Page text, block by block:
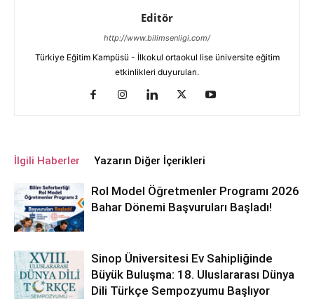
Editör
http://www.bilimsenligi.com/
Türkiye Eğitim Kampüsü - İlkokul ortaokul lise üniversite eğitim
etkinlikleri duyuruları.
İlgili Haberler Yazarın Diğer İçerikleri
Rol Model Öğretmenler Programı 2026
Bahar Dönemi Başvuruları Başladı!
Sinop Üniversitesi Ev Sahipliğinde
Büyük Buluşma: 18. Uluslararası Dünya
Dili Türkçe Sempozyumu Başlıyor